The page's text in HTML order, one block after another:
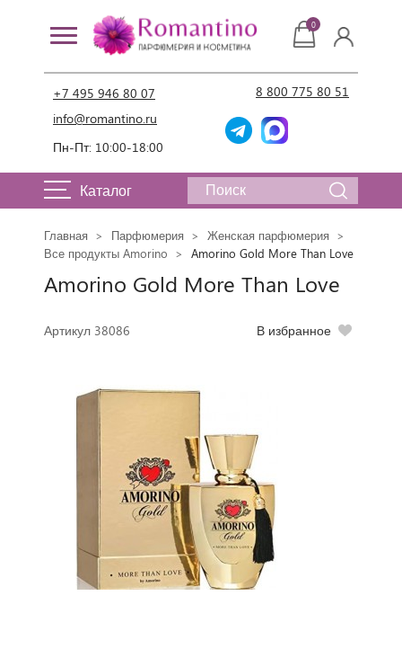
+7 495 946 80 07
info@romantino.ru
Пн-Пт: 10:00-18:00
8 800 775 80 51
0
Каталог
Главная Парфюмерия
Женская парфюмерия
Все продукты Amorino
Amorino Gold More Than Love
Amorino Gold More Than Love
Артикул 38086 В избранное